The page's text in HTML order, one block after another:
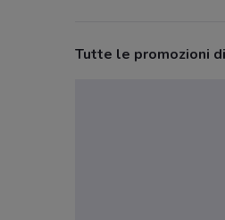
Tutte le promozioni